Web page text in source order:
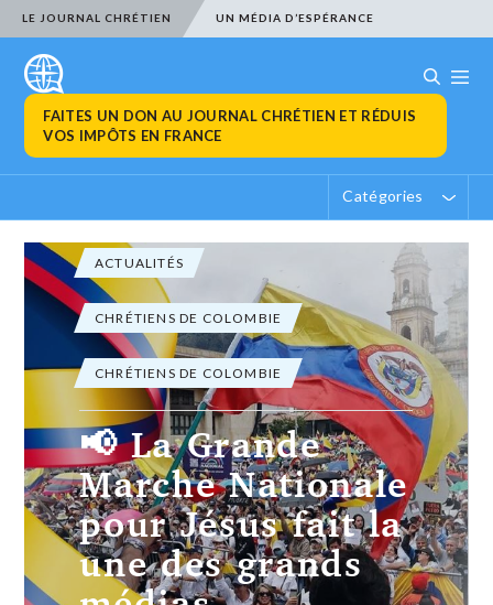
LE JOURNAL CHRÉTIEN UN MÉDIA D’ESPÉRANCE
FAITES UN DON AU JOURNAL CHRÉTIEN ET RÉDUIS
VOS IMPÔTS EN FRANCE
Catégories
CHRÉTIENS DE COLOMBIE
Réveil en
Colombie –
Grande Marche
Nationale pour
Jésus 2025 !